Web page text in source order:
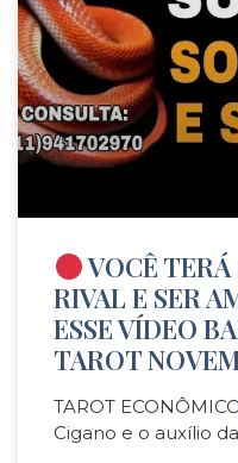
VOCÊ TERÁ
RIVAL E SER
ESSE VÍDEO
TAROT
TAROT
Cigano e o auxílio